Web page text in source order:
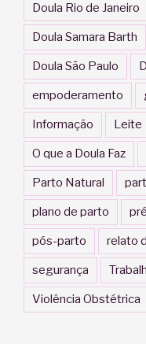
Doula Rio de Janeiro
Doula Samara Barth
Doula São Paulo
empoderamento
Informação Leite
O que a Doula Faz
Parto Natural
plano de parto
pós-parto relato
segurança
Violência Obstétrica